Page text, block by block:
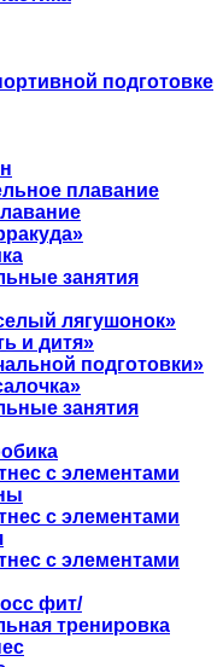
подготовке
плавание
занятия
лягушонок»
и дитя»
подготовки»
занятия
с элементами
с элементами
с элементами
фит/
тренировка